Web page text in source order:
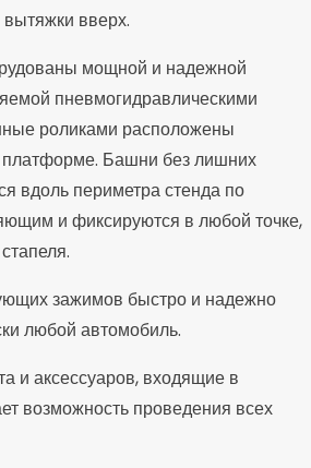
вверх.
мощной и надежной
пневмогидравлическими
роликами расположены
платформе. Башни без лишних
вдоль периметра стенда по
и фиксируются в любой точке,
зажимов быстро и надежно
любой автомобиль.
и аксессуаров, входящие в
возможность проведения всех